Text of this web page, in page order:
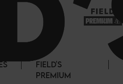
FIELD'S
PREMIUM